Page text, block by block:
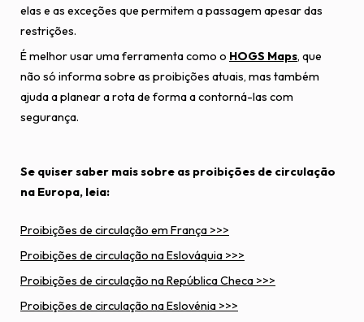
elas e as exceções que permitem a passagem apesar das
restrições.
É melhor usar uma ferramenta como o HOGS Maps, que
não só informa sobre as proibições atuais, mas também
ajuda a planear a rota de forma a contorná-las com
segurança.
Se quiser saber mais sobre as proibições de circulação
na Europa, leia:
Proibições de circulação em França >>>
Proibições de circulação na Eslováquia >>>
Proibições de circulação na República Checa >>>
Proibições de circulação na Eslovénia >>>